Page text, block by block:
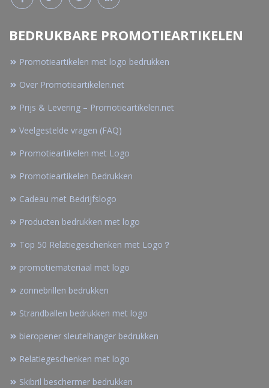
BEDRUKBARE PROMOTIEARTIKELEN
Promotieartikelen met logo bedrukken
Over Promotieartikelen.net
Prijs & Levering – Promotieartikelen.net
Veelgestelde vragen (FAQ)
Promotieartikelen met Logo
Promotieartikelen Bedrukken
Cadeau met Bedrijfslogo
Producten bedrukken met logo
Top 50 Relatiegeschenken met Logo？
promotiemateriaal met logo
zonnebrillen bedrukken
Strandballen bedrukken met logo
bieropener sleutelhanger bedrukken
Relatiegeschenken met logo
Skibril beschermer bedrukken